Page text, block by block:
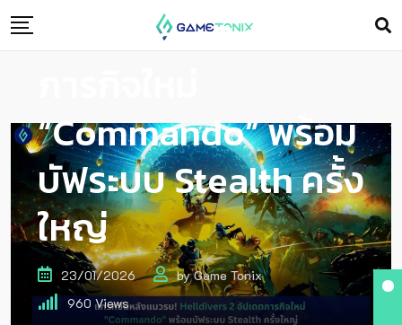
Helldivers 2 อัปเดต
“Commando” พร้อม
บัฟระบบ Stealth ครั้ง
ใหญ่
23/01/2026 byGame Tonix
960 Views